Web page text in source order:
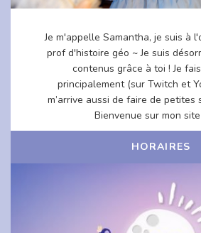
Je m'appelle Samantha, je suis à
prof d'histoire géo ~ Je suis
contenus grâce à toi ! Je fais
principalement (sur Twitch et
m’arrive aussi de faire de petites
Bienvenue sur mon
HORAIRES